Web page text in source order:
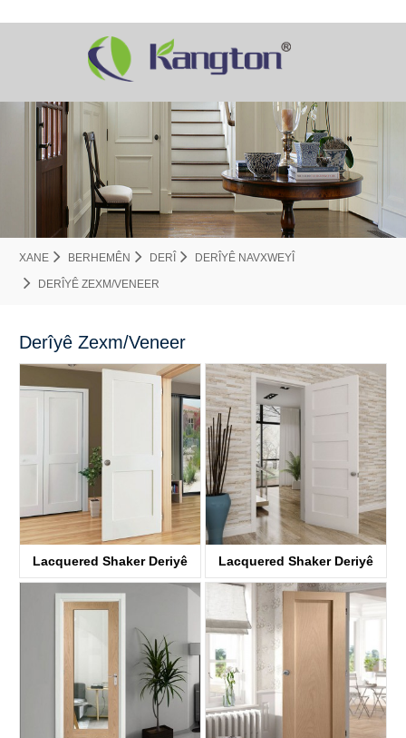
XANE BERHEMÊN DERÎ DERÎYÊ NAVXWEYÎ
DERÎYÊ ZEXM/VENEER
Derîyê Zexm/Veneer
Lacquered Shaker Deriyê
darîn
KDP02A-S
Lacquered Shaker Deriyê
darîn
KDP05C-S